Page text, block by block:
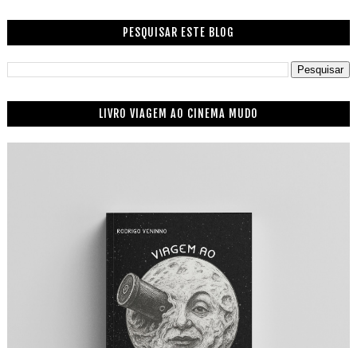
PESQUISAR ESTE BLOG
LIVRO VIAGEM AO CINEMA MUDO